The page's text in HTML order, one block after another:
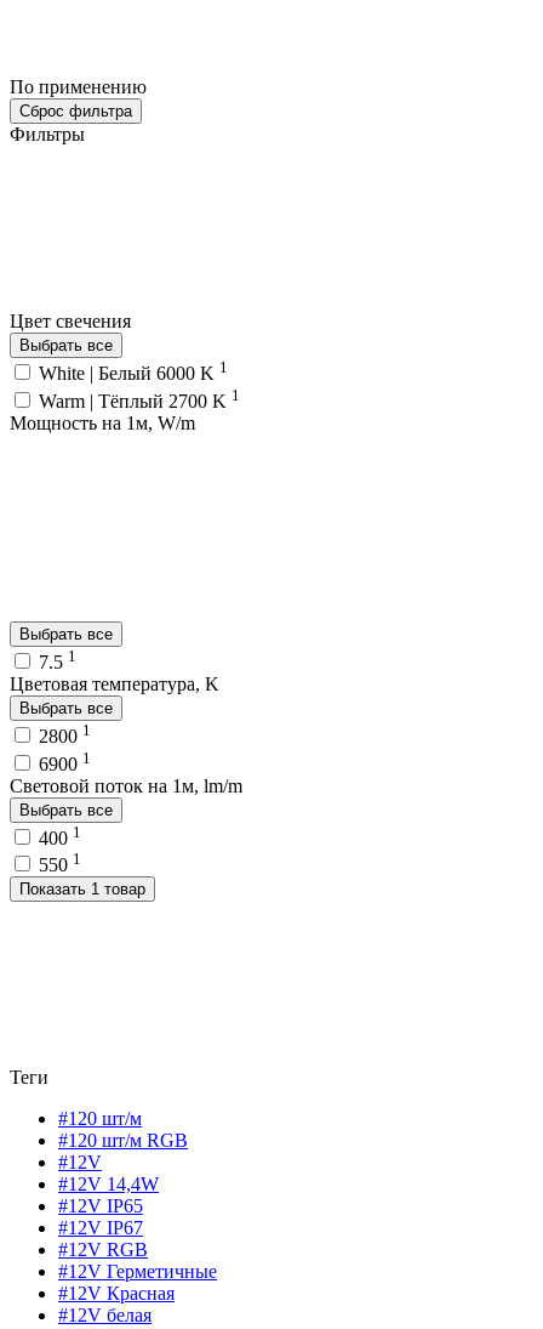
По применению
Сброс фильтра
Фильтры
Цвет свечения
Выбрать все
White | Белый 6000 K 1
Warm | Тёплый 2700 K 1
Мощность на 1м, W/m
Выбрать все
7.5 1
Цветовая температура, K
Выбрать все
2800 1
6900 1
Световой поток на 1м, lm/m
Выбрать все
400 1
550 1
Показать 1 товар
Теги
#120 шт/м
#120 шт/м RGB
#12V
#12V 14,4W
#12V IP65
#12V IP67
#12V RGB
#12V Герметичные
#12V Красная
#12V белая